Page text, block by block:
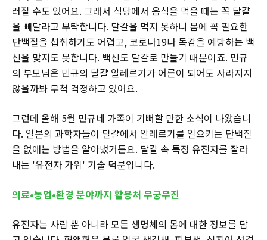
러질 수도 있어요. 그래서 식당에서 음식을 먹을 때는 꼭 달걀
을 빼달라고 부탁합니다. 달걀을 먹지 못하니 몸에 꼭 필요한
단백질을 섭취하기도 어렵고, 코로나19나 독감을 예방하는 백
신을 맞지도 못합니다. 백신도 달걀로 만들기 때문이죠. 민규
의 부모님은 민규의 달걀 알레르기가 어른이 되어도 사라지지
않을까봐 무척 걱정하고 있어요.
그런데 올해 5월 민규네 가족이 기뻐할 만한 소식이 나왔습니
다. 일본의 과학자들이 달걀에서 알레르기를 일으키는 단백질
을 없애는 방법을 알아냈거든요. 달걀 속 특정 유전자를 잘라
내는 '유전자 가위' 기술 덕분입니다.
의료•농업•환경 분야까지 활용처 무궁무진
유전자는 사람 뿐 아니라 모든 생명체의 몸에 대한 정보를 담